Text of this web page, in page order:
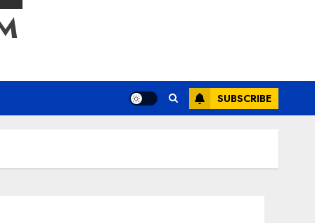
SUBSCRIBE